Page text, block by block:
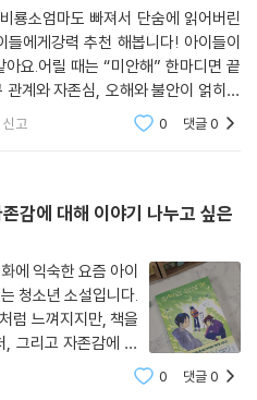
룡소엄마도 빠져서 단숨에 읽어버린
에게강력 추천 해봅니다! 아이들이
요.어릴 때는 “미안해” 한마디면 끝
계와 자존심, 오해와 불안이 얽히면
생 샷》은 사진 한 장으로 시작된 이
신고 0 댓글0
감에 대해 이야기 나누고 싶은
에 익숙한 요즘 아이
청소년 소설입니다.
럼 느껴지지만, 책을
그리고 자존감에 대
인상 깊었던 점은 아
다는 것입니다. 친구
0 댓글0